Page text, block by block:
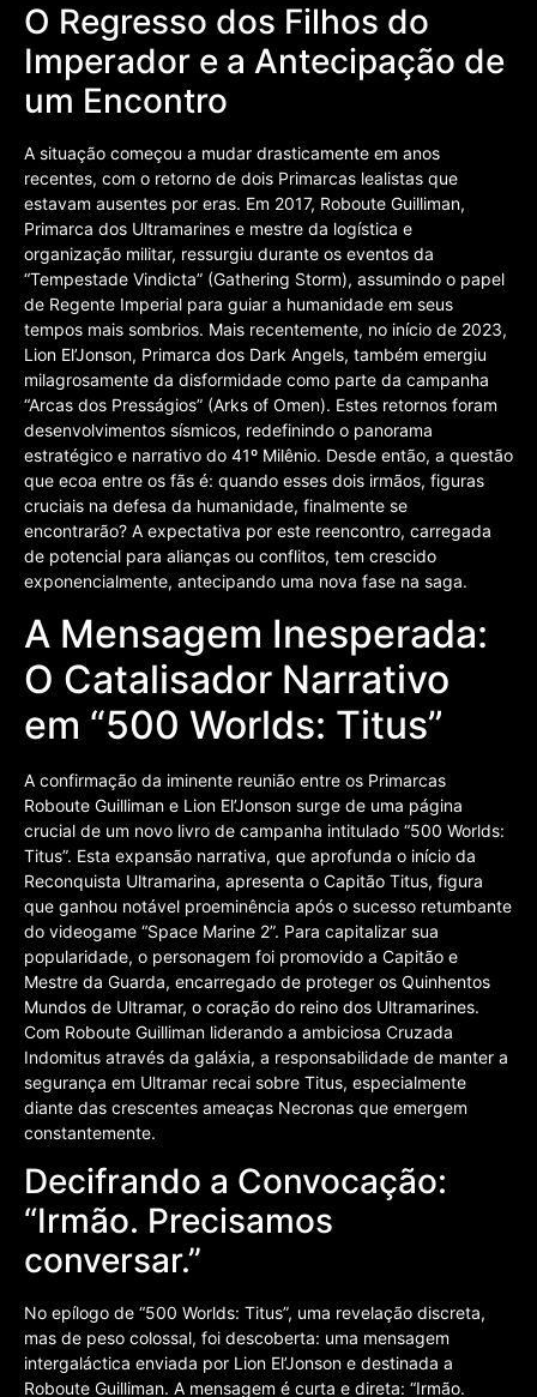
O Regresso dos Filhos do
Imperador e a Antecipação de
um Encontro
A situação começou a mudar drasticamente em anos
recentes, com o retorno de dois Primarcas lealistas que
estavam ausentes por eras. Em 2017, Roboute Guilliman,
Primarca dos Ultramarines e mestre da logística e
organização militar, ressurgiu durante os eventos da
“Tempestade Vindicta” (Gathering Storm), assumindo o papel
de Regente Imperial para guiar a humanidade em seus
tempos mais sombrios. Mais recentemente, no início de 2023,
Lion El’Jonson, Primarca dos Dark Angels, também emergiu
milagrosamente da disformidade como parte da campanha
“Arcas dos Presságios” (Arks of Omen). Estes retornos foram
desenvolvimentos sísmicos, redefinindo o panorama
estratégico e narrativo do 41º Milênio. Desde então, a questão
que ecoa entre os fãs é: quando esses dois irmãos, figuras
cruciais na defesa da humanidade, finalmente se
encontrarão? A expectativa por este reencontro, carregada
de potencial para alianças ou conflitos, tem crescido
exponencialmente, antecipando uma nova fase na saga.
A Mensagem Inesperada:
O Catalisador Narrativo
em “500 Worlds: Titus”
A confirmação da iminente reunião entre os Primarcas
Roboute Guilliman e Lion El’Jonson surge de uma página
crucial de um novo livro de campanha intitulado “500 Worlds:
Titus”. Esta expansão narrativa, que aprofunda o início da
Reconquista Ultramarina, apresenta o Capitão Titus, figura
que ganhou notável proeminência após o sucesso retumbante
do videogame “Space Marine 2”. Para capitalizar sua
popularidade, o personagem foi promovido a Capitão e
Mestre da Guarda, encarregado de proteger os Quinhentos
Mundos de Ultramar, o coração do reino dos Ultramarines.
Com Roboute Guilliman liderando a ambiciosa Cruzada
Indomitus através da galáxia, a responsabilidade de manter a
segurança em Ultramar recai sobre Titus, especialmente
diante das crescentes ameaças Necronas que emergem
constantemente.
Decifrando a Convocação:
“Irmão. Precisamos
conversar.”
No epílogo de “500 Worlds: Titus”, uma revelação discreta,
mas de peso colossal, foi descoberta: uma mensagem
intergaláctica enviada por Lion El’Jonson e destinada a
Roboute Guilliman. A mensagem é curta e direta: “Irmão.